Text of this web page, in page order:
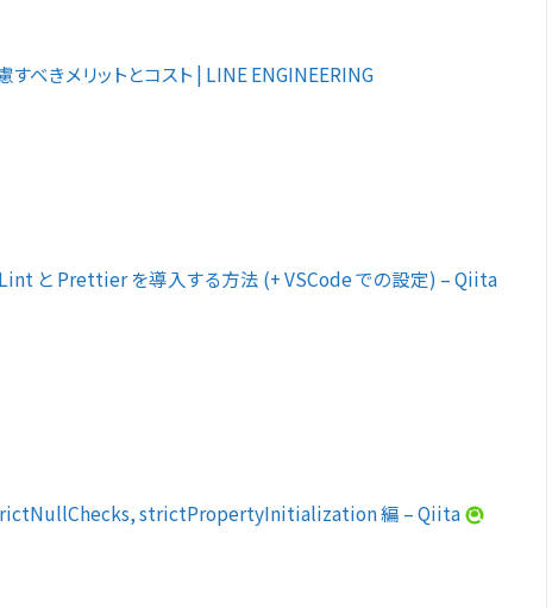
べきメリットとコスト | LINE ENGINEERING
と Prettier を導入する方法 (+ VSCode での設定) – Qiita
strictPropertyInitialization 編 – Qiita